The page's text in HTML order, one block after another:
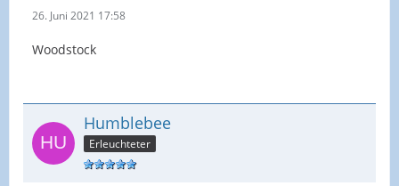
26. Juni 2021 17:58
Woodstock
Humblebee
Erleuchteter